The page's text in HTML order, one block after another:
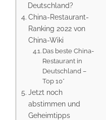
Deutschland?
China-Restaurant-
Ranking 2022 von
China-Wiki
Das beste China-
Restaurant in
Deutschland –
Top 10*
Jetzt noch
abstimmen und
Geheimtipps